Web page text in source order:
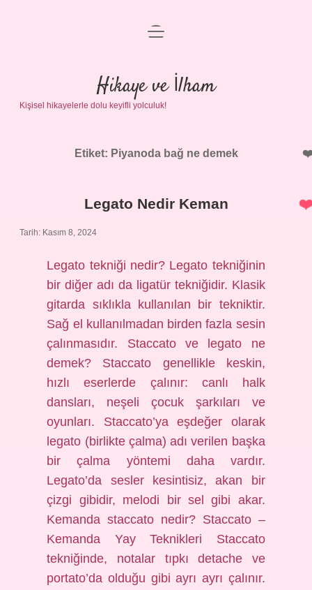
Anasayfa
Gizlilik Politikası
Yasal Uyarı
menüyü
Hikaye ve İlham
Kişisel hikayelerle dolu keyifli yolculuk!
Etiket: Piyanoda bağ ne demek
Legato Nedir Keman
Tarih: Kasım 8, 2024
Legato tekniği nedir? Legato tekniğinin
bir diğer adı da ligatür tekniğidir. Klasik
gitarda sıklıkla kullanılan bir tekniktir.
Sağ el kullanılmadan birden fazla sesin
çalınmasıdır. Staccato ve legato ne
demek? Staccato genellikle keskin,
hızlı eserlerde çalınır: canlı halk
dansları, neşeli çocuk şarkıları ve
oyunları. Staccato’ya eşdeğer olarak
legato (birlikte çalma) adı verilen başka
bir çalma yöntemi daha vardır.
Legato’da sesler kesintisiz, akan bir
çizgi gibidir, melodi bir sel gibi akar.
Kemanda staccato nedir? Staccato –
Kemanda Yay Teknikleri Staccato
tekniğinde, notalar tıpkı detache ve
portato’da olduğu gibi ayrı ayrı çalınır.